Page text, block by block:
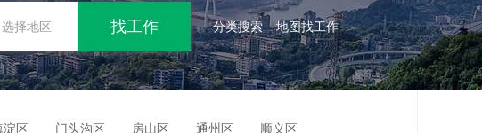
选择地区 分类搜索 地图找工作
淀区 门头沟区 房山区 通州区 顺义区